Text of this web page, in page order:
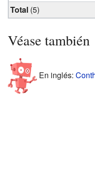
Total (5)
Véase también
En inglés: